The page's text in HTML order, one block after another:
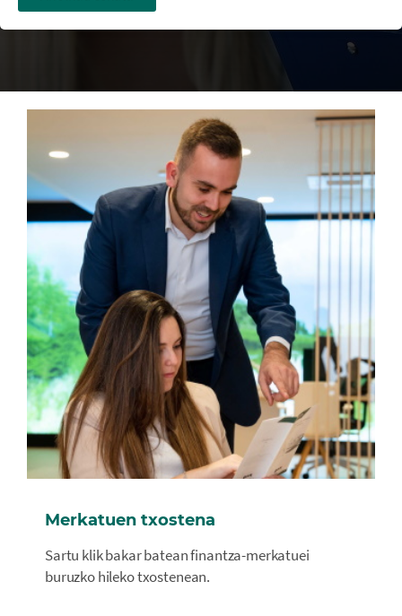
Merkatuen txostena
Sartu klik bakar batean finantza-merkatuei
buruzko hileko txostenean.